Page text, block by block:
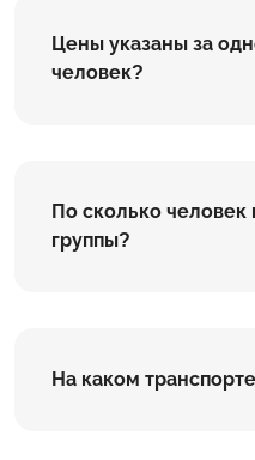
Цены указаны за
человек?
По сколько человек
группы?
На каком